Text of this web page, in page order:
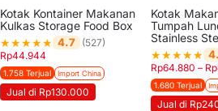
Kotak Kontainer Makanan
Kulkas Storage Food Box
★★★★★ 4.7
(527)
Rp44.944
1.758 Terjual Import China
Jual di Rp130.000
Kotak
Tumpah
Stainless
★★★★★
Rp64.880 – Rp
1.680 Terjual
Jual di